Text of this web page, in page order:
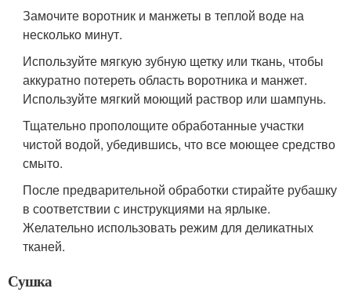
Замочите воротник и манжеты в теплой воде на
несколько минут.
Используйте мягкую зубную щетку или ткань, чтобы
аккуратно потереть область воротника и манжет.
Используйте мягкий моющий раствор или шампунь.
Тщательно прополощите обработанные участки
чистой водой, убедившись, что все моющее средство
смыто.
После предварительной обработки стирайте рубашку
в соответствии с инструкциями на ярлыке.
Желательно использовать режим для деликатных
тканей.
Сушка